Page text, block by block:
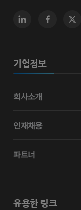
기업정보
회사소개
인재채용
파트너
유용한 링크